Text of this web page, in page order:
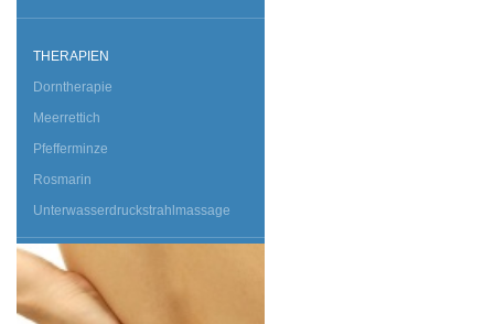
THERAPIEN
Dorntherapie
Meerrettich
Pfefferminze
Rosmarin
Unterwasserdruckstrahlmassage